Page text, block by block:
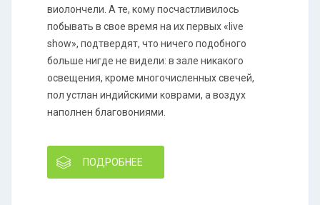
виолончели. А те, кому посчастливилось
побывать в свое время на их первых «live
show», подтвердят, что ничего подобного
больше нигде не видели: в зале никакого
освещения, кроме многочисленных свечей,
пол устлан индийскими коврами, а воздух
наполнен благовониями.
ПОДРОБНЕЕ